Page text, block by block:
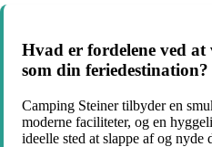
Hvad er fordelene ved
som din feriedestination?
Camping Steiner tilbyder en
moderne faciliteter, og en
ideelle sted at slappe af og nyde